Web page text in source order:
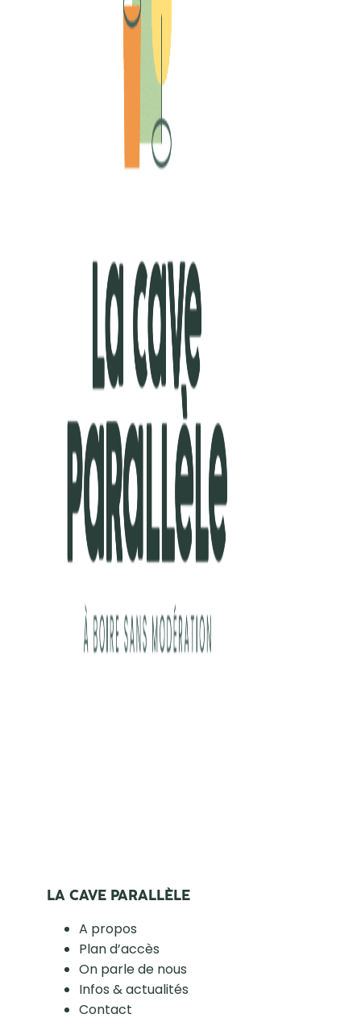
LA CAVE PARALLÈLE
A propos
Plan d’accès
On parle de nous
Infos & actualités
Contact